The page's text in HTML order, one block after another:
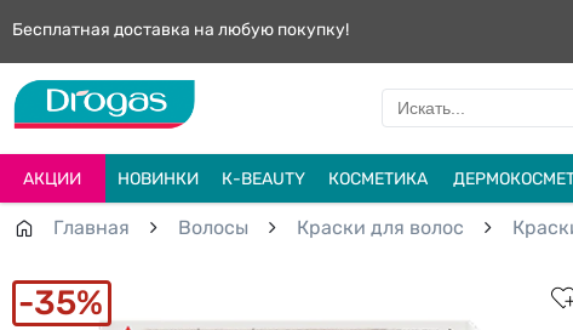
Бесплатная доставка на любую покупку!
АКЦИИ НОВИНКИ К-BEAUTY КОСМЕТИКА
Главная Волосы Краски для волос
35%